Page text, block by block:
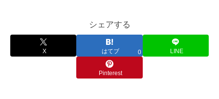
シェアする
X はてブ 0 LINE
Pinterest